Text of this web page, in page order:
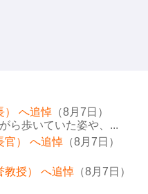
） へ追悼 （8月7日）
ら歩いていた姿や、...
官） へ追悼 （8月7日）
教授） へ追悼 （8月7日）